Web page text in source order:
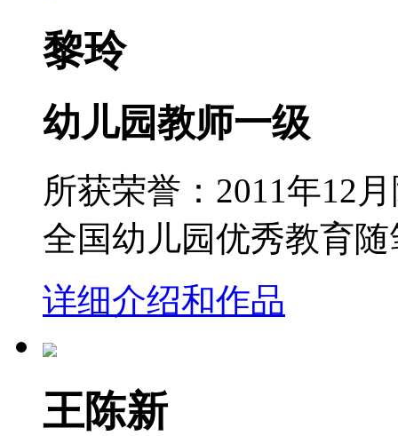
黎玲
幼儿园教师一级
所获荣誉：2011年12
全国幼儿园优秀教育
详细介绍和作品
王陈新